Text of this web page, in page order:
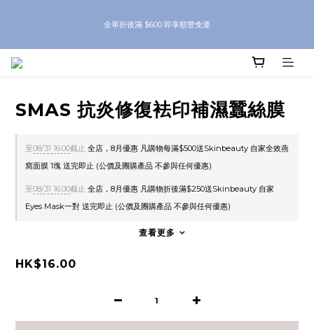
全單折後滿 $600 即享順豐免運
8月優惠 凡購物折後滿$250送Skinbeauty 自家Eyes Mask一對 每滿$500送
SMAS 抗炎修復袪印補濕蠶絲膜
至08/31 16:00截止 全店，8月優惠 凡購物每滿$500送Skinbeauty 自家全效燕
窩面膜 1塊 送完即止 (公價及團購產品 不參與任何優惠)
至08/31 16:00截止 全店，8月優惠 凡購物折後滿$250送Skinbeauty 自家
Eyes Mask一對 送完即止 (公價及團購產品 不參與任何優惠)
查看更多
HK$16.00